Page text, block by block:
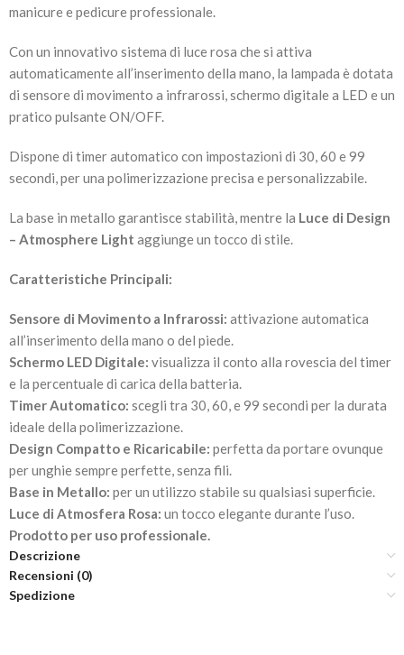
manicure e pedicure professionale.
Con un innovativo sistema di luce rosa che si attiva
automaticamente all’inserimento della mano, la lampada è dotata
di sensore di movimento a infrarossi, schermo digitale a LED e un
pratico pulsante ON/OFF.
Dispone di timer automatico con impostazioni di 30, 60 e 99
secondi, per una polimerizzazione precisa e personalizzabile.
La base in metallo garantisce stabilità, mentre la Luce di Design
– Atmosphere Light aggiunge un tocco di stile.
Caratteristiche Principali:
Sensore di Movimento a Infrarossi: attivazione automatica
all’inserimento della mano o del piede.
Schermo LED Digitale: visualizza il conto alla rovescia del timer
e la percentuale di carica della batteria.
Timer Automatico: scegli tra 30, 60, e 99 secondi per la durata
ideale della polimerizzazione.
Design Compatto e Ricaricabile: perfetta da portare ovunque
per unghie sempre perfette, senza fili.
Base in Metallo: per un utilizzo stabile su qualsiasi superficie.
Luce di Atmosfera Rosa: un tocco elegante durante l’uso.
Prodotto per uso professionale.
Descrizione
Recensioni (0)
Spedizione